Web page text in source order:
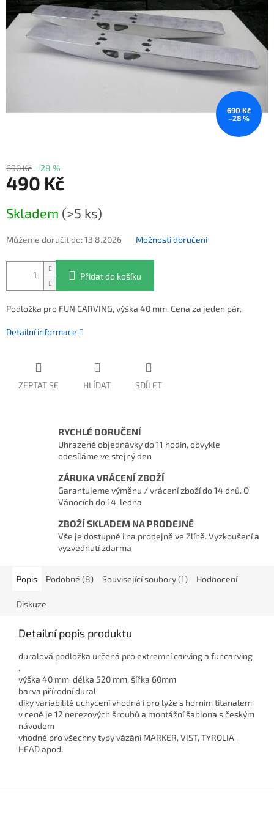
690 Kč
–28 %
690 Kč –28 %
490 Kč
Skladem (>5 ks)
Můžeme doručit do:13.8.2026 Možnosti doručení
Přidat do košíku
Podložka pro FUN CARVING, výška 40 mm. Cena za jeden pár.
Detailní informace
ZEPTAT SE HLÍDAT SDÍLET
RYCHLÉ DORUČENÍ
Uhrazené objednávky do 11 hodin, obvykle
odesíláme ve stejný den
ZÁRUKA VRÁCENÍ ZBOŽÍ
Garantujeme výměnu / vrácení zboží do 14 dnů. O
Vánocích do 14. ledna
ZBOŽÍ SKLADEM NA PRODEJNĚ
Vše je dostupné i na prodejně ve Zlíně. Vyzkoušení a
vyzvednutí zdarma
Popis Podobné (8) Související soubory (1) Hodnocení
Diskuze
Detailní popis produktu
duralová podložka určená pro extremní carving a funcarving
.
výška 40 mm, délka 520 mm, šířka 60mm
barva přírodní dural
díky variabilitě uchycení vhodná i pro lyže s horním titanalem
v ceně je 12 nerezových šroubů a montážní šablona s českým
návodem
vhodné pro všechny typy vázání MARKER, VIST, TYROLIA ,
HEAD apod.